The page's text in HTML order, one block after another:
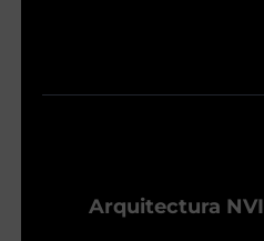
Arquitectura